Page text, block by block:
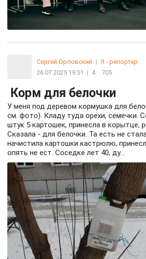
Сергей Орловский | Я - репортер
26.07.2025 19:51
| 4 705
Корм для белочки
У меня под деревом кормушка для
см. фото). Кладу туда орехи, семечки.
штук 5 картошек, принесла в корытце,
Сказала - для белочки. Та есть не
начистила картошки кастрюлю,
опять не ест. Соседке лет 40, ду...